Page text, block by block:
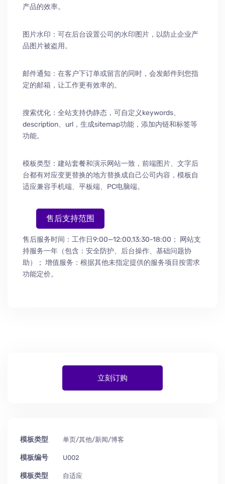
产品的效率。
图片水印：可在后台设置公司的水印图片，以防止企业产
品图片被盗用。
邮件通知：在客户下订单或留言的同时，会发邮件到您指
定的邮箱，让工作更有效率的。
搜索优化：全站支持伪静态，可自定义keywords、
description、url，生成sitemap功能，添加内链和标签等
功能。
模板类型：建站套餐和演示网站一致，前端图片、文字后
台都有对应变更替换的地方替换成自己公司内容，模板自
适应兼容手机端、平板端、PC电脑端。
售后支持范围
售后服务时间：工作日9:00—12:00,13:30-18:00；
网站支
持服务一年（包含：安全防护、 后台操作、 基础问题协
助）
； 增值服务：根据其他未指定提供的服务项目按需求
功能定价。
立刻订购
模板类型 单页/其他/新闻/博客
模板编号 U002
模板类型 自适应